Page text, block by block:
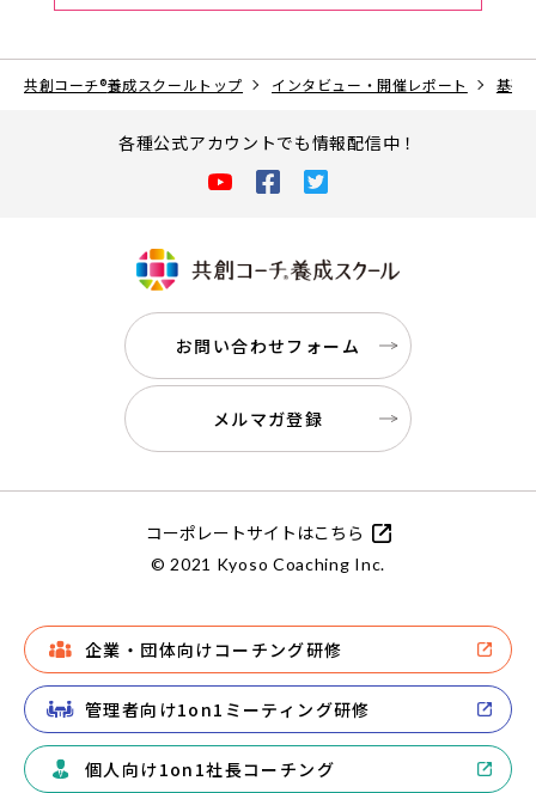
共創コーチ®養成スクールトップ インタビュー・開催レポート 基礎
各種公式アカウントでも情報配信中！
お問い合わせフォーム
メルマガ登録
コーポレートサイトはこちら
© 2021 Kyoso Coaching Inc.
企業・団体向けコーチング研修
管理者向け1on1ミーティング研修
個人向け1on1社長コーチング